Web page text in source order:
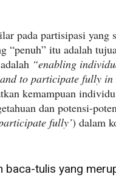
pada partisipasi yang
“penuh” itu adalah
“enabling
to participate fully
kemampuan
dan potensi-
fully’) dalam
tulis yang